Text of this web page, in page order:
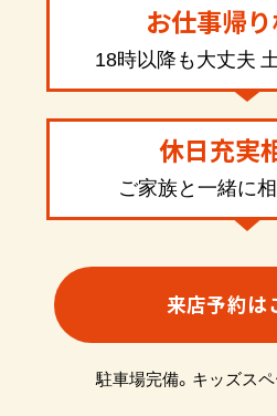
お仕事帰
18時以降も大丈夫
休日充実
ご家族と一緒に
来店予約は
駐車場完備。キッズスペ